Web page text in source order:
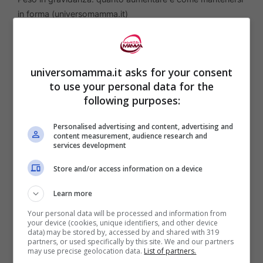
in forma (universomamma.it)
Trovare un equilibrio tra l’accettazione
delle trasformazioni naturali e il
mantenimento di abitudini salutari
rappresenta una sfida, ma anche
un’opportunità per costruire una relazione
positiva con il proprio corpo e prepararsi al
meglio per la maternità.
Sapere quanto peso è opportuno
aumentare e come gestirlo in modo sano è
quindi una parte essenziale del percorso di
universomamma.it asks for your consent
to use your personal data for the
following purposes:
Personalised advertising and content, advertising and
content measurement, audience research and
services development
Store and/or access information on a device
Learn more
Your personal data will be processed and information from
your device (cookies, unique identifiers, and other device
data) may be stored by, accessed by and shared with 319
partners, or used specifically by this site. We and our partners
may use precise geolocation data. List of partners.